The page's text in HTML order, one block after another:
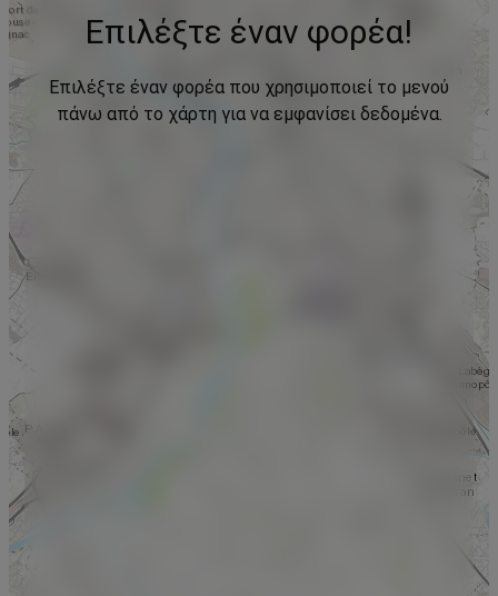
Επιλέξτε έναν φορέα!
Επιλέξτε έναν φορέα που χρησιμοποιεί το μενού
πάνω από το χάρτη για να εμφανίσει δεδομένα.